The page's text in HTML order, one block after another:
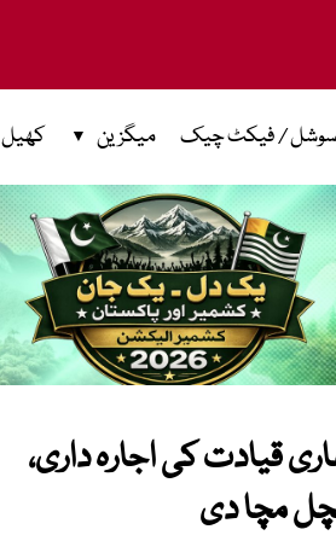
سوشل / فیکٹ چیک میگزین کھیل
قیادت کی اجارہ داری،
مچا دی